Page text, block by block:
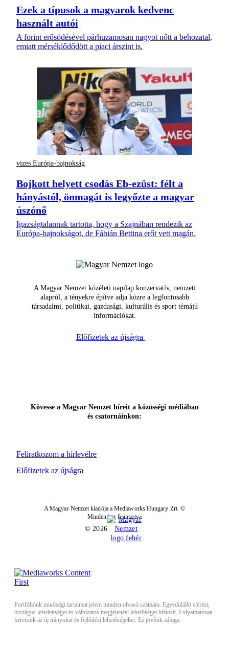
Ezek a típusok a magyarok kedvenc
használt autói
A forint erősödésével párhuzamosan nagyot nőtt a behozatal,
emiatt mérséklődődött a piaci árszint is.
vizes Európa-bajnokság
Bojkott helyett csodás Eb-ezüst: félt a
hányástól, önmagát is legyőzte a magyar
úszónő
Igazságtalannak tartotta, hogy a Szajnában rendezik az
Európa-bajnokságot, de Fábián Bettina erőt vett magán.
A Magyar Nemzet közéleti napilap konzervatív, nemzeti
alapról, a tényekre építve adja közre a legfontosabb
társadalmi, politikai, gazdasági, kulturális és sport témájú
információkat.
Előfizetek az újságra
Feliratkozom a hírlevélre
Kövesse a Magyar Nemzet híreit a közösségi médiában
és csatornáinkon:
Előfizetek az újságra
A Magyar Nemzet kiadója a Mediaworks Hungary Zrt. ©
Minden jog fenntartva
© 2026
Portfóliónk minőségi tartalmat jelent minden olvasó számára. Egyedülálló elérést,
országos lefedettséget és változatos megjelenési lehetőséget biztosít. Folyamatosan
keressük az új irányokat és fejlődési lehetőségeket. Ez jövőnk záloga.